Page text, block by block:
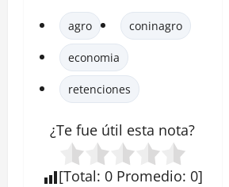
agro coninagro
economia
retenciones
¿Te fue útil esta nota?
[Total: 0 Promedio: 0]